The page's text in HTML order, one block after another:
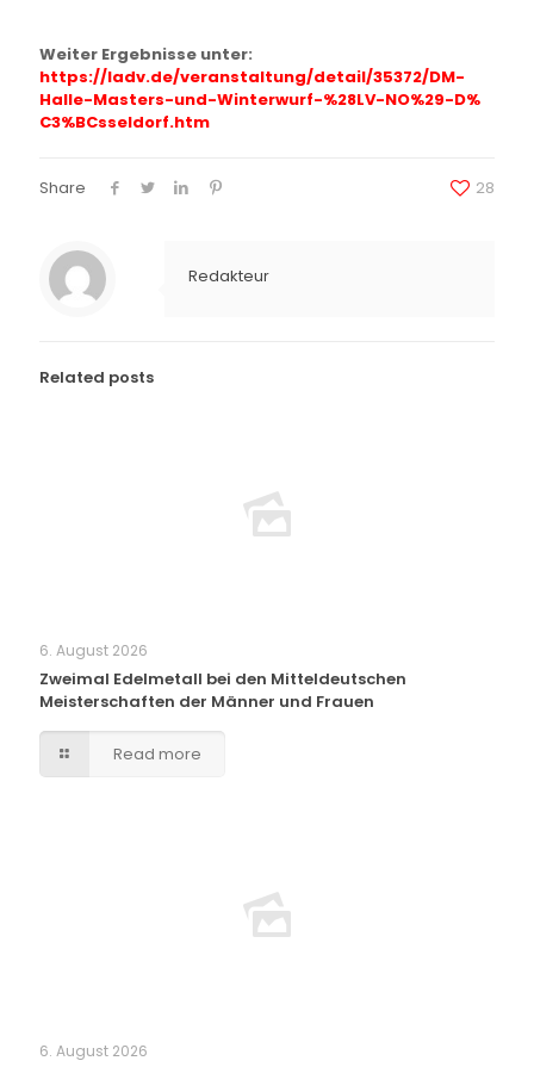
Weiter Ergebnisse unter:
https://ladv.de/veranstaltung/detail/35372/DM-
Halle-Masters-und-Winterwurf-%28LV-NO%29-D%
C3%BCsseldorf.htm
Share 28
Redakteur
Related posts
6. August 2026
Zweimal Edelmetall bei den Mitteldeutschen
Meisterschaften der Männer und Frauen
Read more
6. August 2026